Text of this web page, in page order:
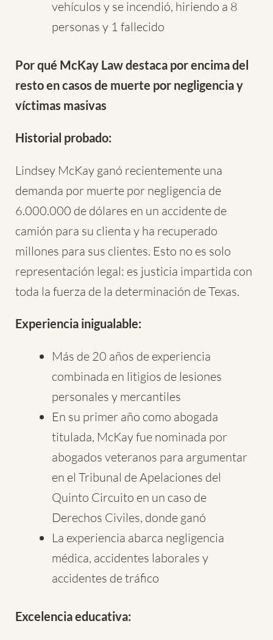
vehículos y se incendió, hiriendo a 8
personas y 1 fallecido
Por qué McKay Law destaca por encima del
resto en casos de muerte por negligencia y
víctimas masivas
Historial probado:
Lindsey McKay ganó recientemente una
demanda por muerte por negligencia de
6.000.000 de dólares en un accidente de
camión para su clienta y ha recuperado
millones para sus clientes. Esto no es solo
representación legal: es justicia impartida con
toda la fuerza de la determinación de Texas.
Experiencia inigualable:
Más de 20 años de experiencia
combinada en litigios de lesiones
personales y mercantiles
En su primer año como abogada
titulada, McKay fue nominada por
abogados veteranos para argumentar
en el Tribunal de Apelaciones del
Quinto Circuito en un caso de
Derechos Civiles, donde ganó
La experiencia abarca negligencia
médica, accidentes laborales y
accidentes de tráfico
Excelencia educativa: